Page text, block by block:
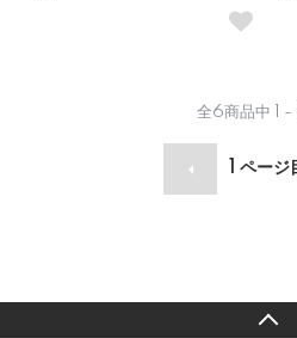
全6商品中 1
ページ